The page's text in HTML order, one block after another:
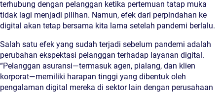
terhubung dengan pelanggan ketika pertemuan tatap muka
tidak lagi menjadi pilihan. Namun, efek dari perpindahan ke
digital akan tetap bersama kita lama setelah pandemi berlalu.
Salah satu efek yang sudah terjadi sebelum pandemi adalah
perubahan ekspektasi pelanggan terhadap layanan digital.
“Pelanggan asuransi—termasuk agen, pialang, dan klien
korporat—memiliki harapan tinggi yang dibentuk oleh
pengalaman digital mereka di sektor lain dengan perusahaan